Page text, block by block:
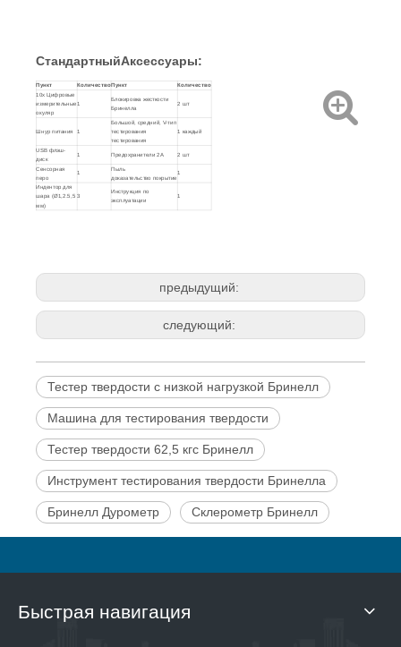
СтандартныйАксессуары:
Пункт КоличествоПункт
Количество
10x Цифровые
измерительные
окуляр
1
Блокировка жесткости
Бринелла
2 шт
Шнур питания 1
Большой, средний, V-тип
тестирования
тестирования
1 каждый
USB флэш-
диск
1 Предохранители 2А 2 шт
Сенсорная
перо
1
Пыль
доказательство покрытие
1
Индентор для
шара (Ø1,2.5,5
мм)
3
Инструкция по
эксплуатации
1
предыдущий:
следующий:
Тестер твердости с низкой нагрузкой Бринелл
Машина для тестирования твердости
Тестер твердости 62,5 кгс Бринелл
Инструмент тестирования твердости Бринелла
Бринелл Дурометр Склерометр Бринелл
Быстрая навигация